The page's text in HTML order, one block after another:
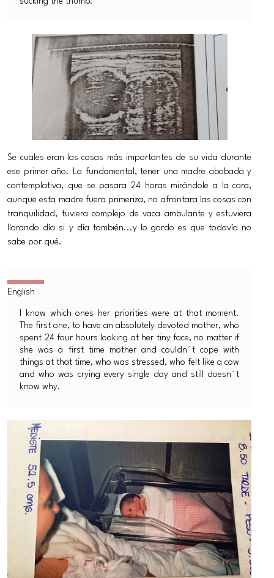
Se cuales eran las cosas más importantes de su vida durante
ese primer año. La fundamental, tener una madre abobada y
contemplativa, que se pasara 24 horas mirándole a la cara,
aunque esta madre fuera primeriza, no afrontara las cosas con
tranquilidad, tuviera complejo de vaca ambulante y estuviera
llorando día si y día también...y lo gordo es que todavía no
sabe por qué.
I know which ones her priorities were at that moment.
The first one, to have an absolutely devoted mother, who
spent 24 four hours looking at her tiny face, no matter if
she was a first time mother and couldn´t cope with
things at that time, who was stressed, who felt like a cow
and who was crying every single day and still doesn´t
know why.